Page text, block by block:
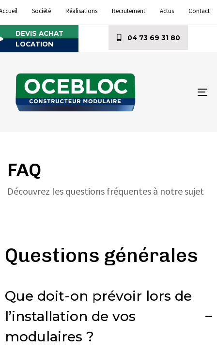
Société Réalisations Recrutement Actus Contact
DEVIS ACHAT
LOCATION
04 73 69 31 80
FAQ
Découvrez les questions fréquentes à notre sujet
Questions générales
Que doit-on prévoir lors de
l’installation de vos
modulaires ?